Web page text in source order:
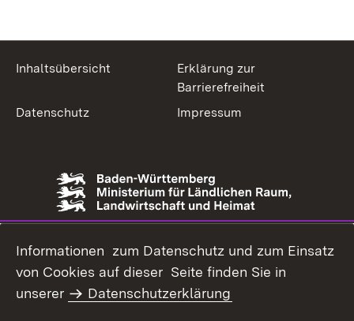
Inhaltsübersicht
Erklärung zur
Barrierefreiheit
Datenschutz
Impressum
Informationen zum Datenschutz und zum Einsatz
von Cookies auf dieser Seite finden Sie in
unserer
Datenschutzerklärung